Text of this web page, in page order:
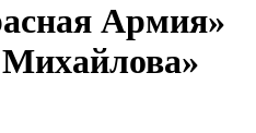
Армия»